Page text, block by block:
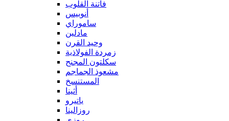
فاتنة القلوب
أنوبيس
ساموراي
مادلين
وحيد القرن
زمردة الفولاذية
سكلتون المجنح
مشعوذ الجماجم
المستنسخ
أثينا
ياتيرو
روزالينا